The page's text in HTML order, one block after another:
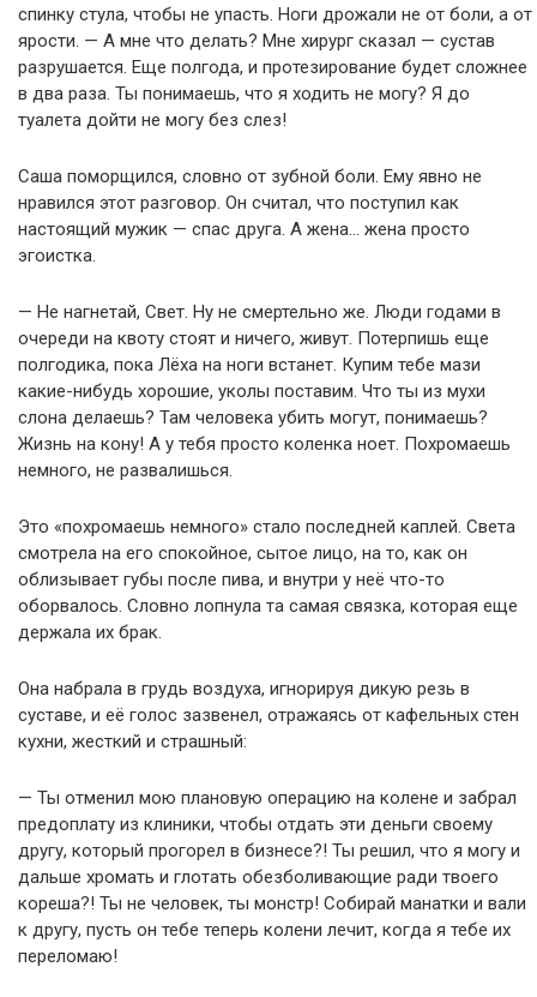
спинку стула, чтобы не упасть. Ноги дрожали не от боли, а от
ярости. — А мне что делать? Мне хирург сказал — сустав
разрушается. Еще полгода, и протезирование будет сложнее
в два раза. Ты понимаешь, что я ходить не могу? Я до
туалета дойти не могу без слез!
Саша поморщился, словно от зубной боли. Ему явно не
нравился этот разговор. Он считал, что поступил как
настоящий мужик — спас друга. А жена… жена просто
эгоистка.
— Не нагнетай, Свет. Ну не смертельно же. Люди годами в
очереди на квоту стоят и ничего, живут. Потерпишь еще
полгодика, пока Лёха на ноги встанет. Купим тебе мази
какие-нибудь хорошие, уколы поставим. Что ты из мухи
слона делаешь? Там человека убить могут, понимаешь?
Жизнь на кону! А у тебя просто коленка ноет. Похромаешь
немного, не развалишься.
Это «похромаешь немного» стало последней каплей. Света
смотрела на его спокойное, сытое лицо, на то, как он
облизывает губы после пива, и внутри у неё что-то
оборвалось. Словно лопнула та самая связка, которая еще
держала их брак.
Она набрала в грудь воздуха, игнорируя дикую резь в
суставе, и её голос зазвенел, отражаясь от кафельных стен
кухни, жесткий и страшный:
— Ты отменил мою плановую операцию на колене и забрал
предоплату из клиники, чтобы отдать эти деньги своему
другу, который прогорел в бизнесе?! Ты решил, что я могу и
дальше хромать и глотать обезболивающие ради твоего
кореша?! Ты не человек, ты монстр! Собирай манатки и вали
к другу, пусть он тебе теперь колени лечит, когда я тебе их
переломаю!